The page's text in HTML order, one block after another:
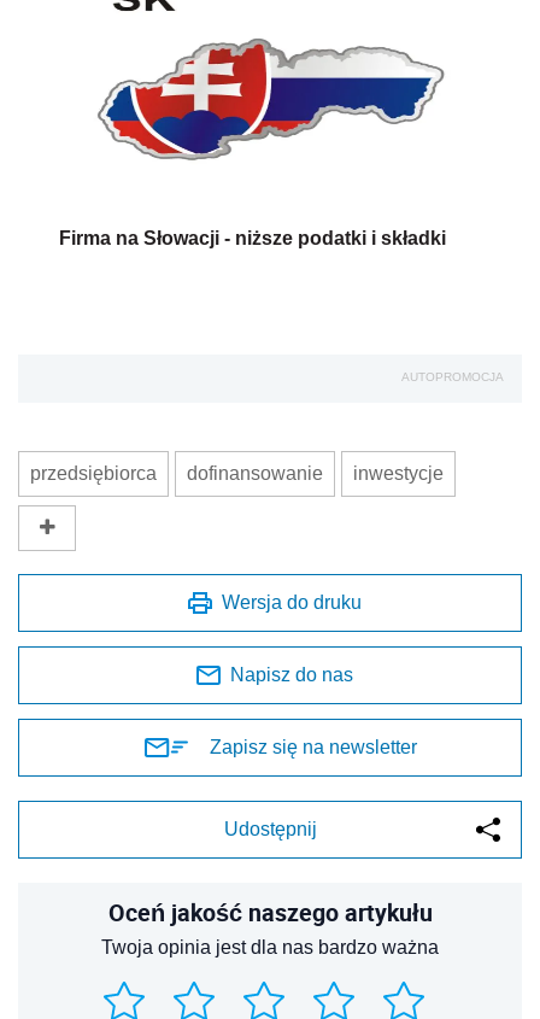
Firma na Słowacji - niższe podatki i składki
AUTOPROMOCJA
przedsiębiorca dofinansowanie inwestycje
Wersja do druku
Napisz do nas
Zapisz się na newsletter
Udostępnij
Oceń jakość naszego artykułu
Twoja opinia jest dla nas bardzo ważna